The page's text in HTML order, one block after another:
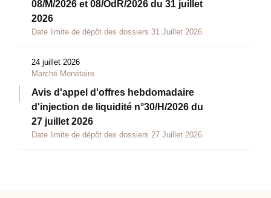
08/M/2026 et 08/OdR/2026 du 31 juillet
2026
Date limite de dépôt des dossiers 31 Juillet 2026
24 juillet 2026
Marché Monétaire
Avis d'appel d'offres hebdomadaire
d'injection de liquidité n°30/H/2026 du
27 juillet 2026
Date limite de dépôt des dossiers 27 Juillet 2026